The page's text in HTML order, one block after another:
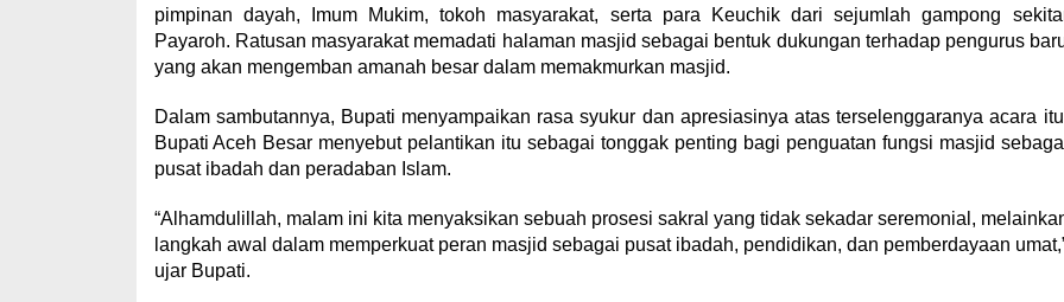
pimpinan dayah, Imum Mukim, tokoh masyarakat, serta para Keuchik dari sejumlah gampong
Payaroh. Ratusan masyarakat memadati halaman masjid sebagai bentuk dukungan terhadap pengurus
yang akan mengemban amanah besar dalam memakmurkan masjid.
Dalam sambutannya, Bupati menyampaikan rasa syukur dan apresiasinya atas terselenggaranya acara
Bupati Aceh Besar menyebut pelantikan itu sebagai tonggak penting bagi penguatan fungsi masjid
pusat ibadah dan peradaban Islam.
“Alhamdulillah, malam ini kita menyaksikan sebuah prosesi sakral yang tidak sekadar seremonial,
langkah awal dalam memperkuat peran masjid sebagai pusat ibadah, pendidikan, dan pemberdayaan
ujar Bupati.